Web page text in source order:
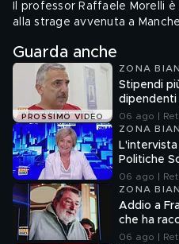
Il professor Raffaele Morelli
alla strage avvenuta a
Guarda anche
PROSSIMO VIDEO
ZONA
Stipendi
dipendenti
06 ago |
ZONA
Politiche
06 ago |
ZONA
Addio a
che ha
06 ago |